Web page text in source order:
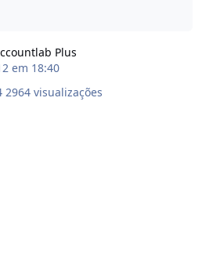
Plus
em 18:40
2964 visualizações